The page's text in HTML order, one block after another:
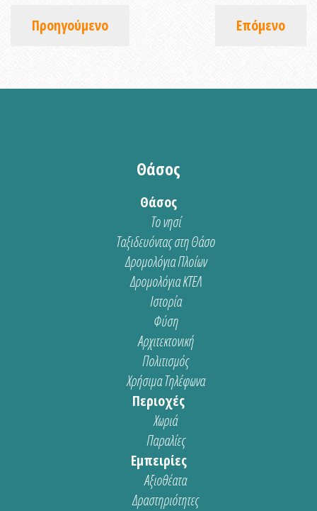
Προηγούμενο Επόμενο
Θάσος
Θάσος
Το νησί
Ταξιδευόντας στη Θάσο
Δρομολόγια Πλοίων
Δρομολόγια ΚΤΕΛ
Ιστορία
Φύση
Αρχιτεκτονική
Πολιτισμός
Χρήσιμα Τηλέφωνα
Περιοχές
Χωριά
Παραλίες
Εμπειρίες
Αξιοθέατα
Δραστηριότητες